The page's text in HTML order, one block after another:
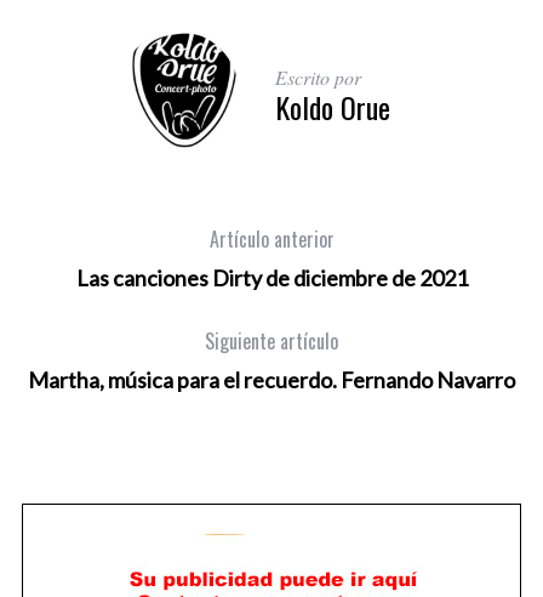
Escrito por
Koldo Orue
Artículo anterior
Las canciones Dirty de diciembre de 2021
Siguiente artículo
Martha, música para el recuerdo. Fernando Navarro